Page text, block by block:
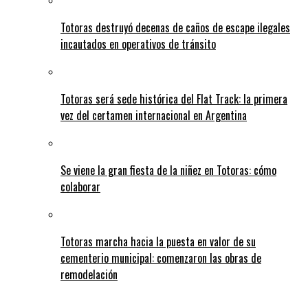
Totoras destruyó decenas de caños de escape ilegales
incautados en operativos de tránsito
Totoras será sede histórica del Flat Track: la primera
vez del certamen internacional en Argentina
Se viene la gran fiesta de la niñez en Totoras: cómo
colaborar
Totoras marcha hacia la puesta en valor de su
cementerio municipal: comenzaron las obras de
remodelación